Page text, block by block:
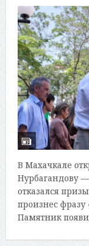
В Махачкале
Нурбагандову
отказался
произнес фразу
Памятник